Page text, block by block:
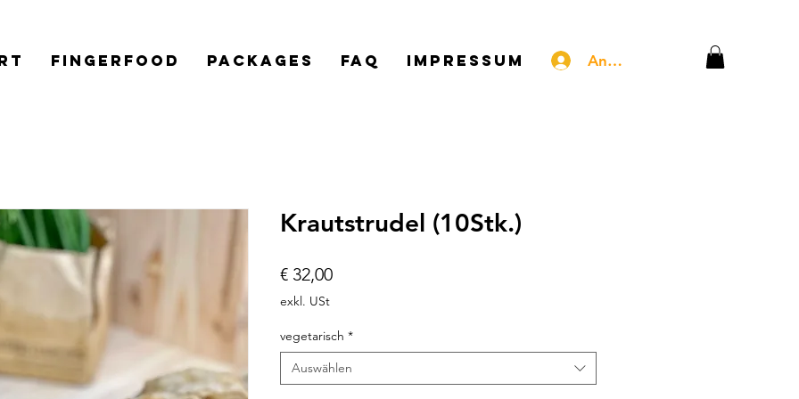
Fingerfood Packages FAQ Impressum Anmelden
Krautstrudel (10Stk.)
€ 32,00Preis
exkl. USt
vegetarisch *
Auswählen